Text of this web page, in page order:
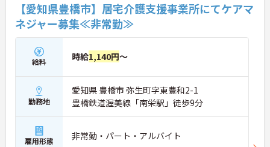
【愛知県豊橋市】居宅介護支援事業所にてケアマ
ネジャー募集≪非常勤≫
給料 時給1,140円～
勤務地
愛知県 豊橋市 弥生町字東豊和2-1
豊橋鉄道渥美線「南栄駅」徒歩9分
雇用形態 非常勤・パート・アルバイト